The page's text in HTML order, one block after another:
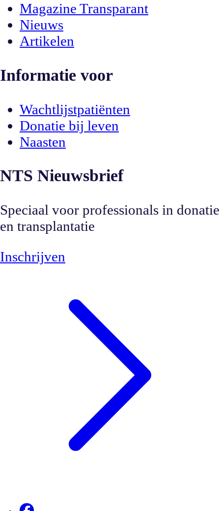
Magazine Transparant
Nieuws
Artikelen
Informatie voor
Wachtlijstpatiënten
Donatie bij leven
Naasten
NTS Nieuwsbrief
Speciaal voor professionals in donatie
en transplantatie
Inschrijven